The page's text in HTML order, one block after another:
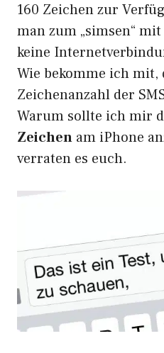
160 Zeichen zur
man zum „simsen“
keine
Wie bekomme ich mit,
Zeichenanzahl der
Warum sollte ich mir
Zeichen am iPhone
verraten es euch.